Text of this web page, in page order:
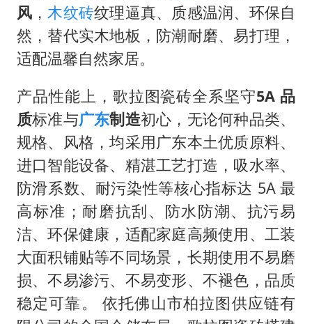
风 ，木纹砖纹理逼真、质感温润、环保自
然，替代实木地板，防潮耐磨、易打理，
适配温馨自然家居。
产品性能上，歌拉图瓷砖全系坚守5A 品
质标准与广东制造初心，无论何种品类、
规格、风格，均采用广东本土优质原料、
进口智能设备、精湛工艺打造，吸水率、
防滑系数、耐污染性等核心指标达 5A 最
高标准；耐磨抗刮、防水防潮、抗污易
洁、环保健康，适配家庭高频使用、工装
大面积铺贴等不同场景，长期使用不易磨
损、不易渗污、不易变形、不褪色，品质
稳定可靠。 依托佛山市柏拉图供应链有